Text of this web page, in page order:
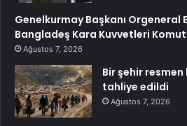
Genelkurmay Başkanı
Bangladeş Kara Kuvvetleri
Ağustos 7, 2026
Bir şehir
tahliye edildi
Ağustos 7, 2026